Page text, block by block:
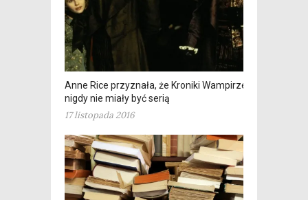
Anne Rice przyznała, że Kroniki Wampirze
nigdy nie miały być serią
17 listopada 2016